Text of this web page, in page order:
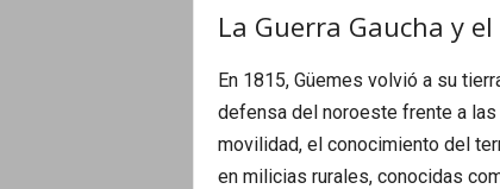
La Guerra Gaucha y
En 1815, Güemes volvió a su
defensa del noroeste frente a las
movilidad, el conocimiento del
en milicias rurales, conocidas